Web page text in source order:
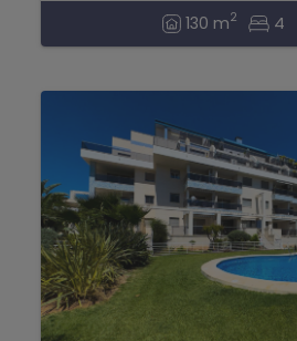
130 m2 4